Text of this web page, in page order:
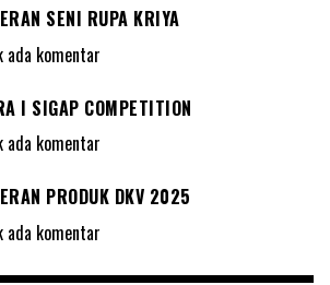
SENI RUPA KRIYA
ada komentar
I SIGAP COMPETITION
ada komentar
PRODUK DKV 2025
ada komentar